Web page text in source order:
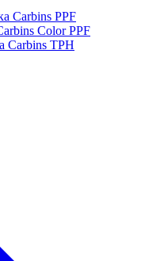
Carbins PPF
Color PPF
Carbins TPH